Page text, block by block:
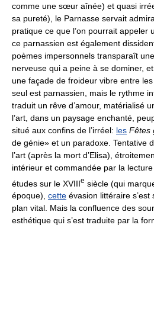
comme une sœur aînée) et quasi
sa pureté), le Parnasse servait
pratique ce que l’on pourrait appeler
ce parnassien est également
poèmes impersonnels transparaît
nerveuse qui a peine à se dominer,
une façade de froideur vibre entre
seul est parnassien, mais le rythme
traduit un rêve d’amour, matérialisé
l’art, dans un paysage enchanté,
situé aux confins de l’irréel: les Fêtes
de génie» et un paradoxe. Tentative
l’art (après la mort d’Elisa),
intérieur et commandée par la
études sur le XVIIIe siècle (qui
époque), cette évasion littéraire
plan vital. Mais la confluence des
esthétique qui s’est traduite par la